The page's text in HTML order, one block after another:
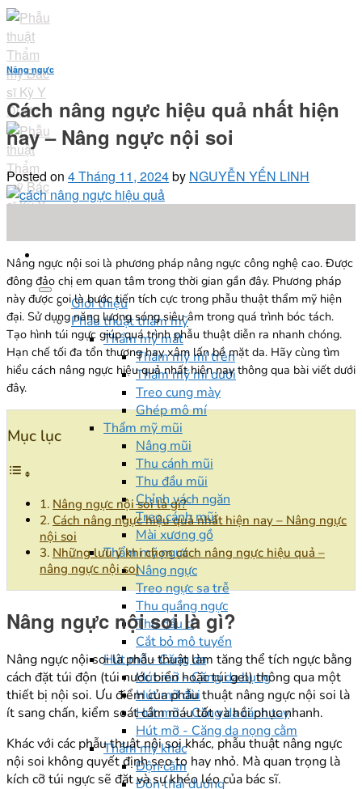
Skip
to
content
Giới thiệu
Phẫu thuật thẩm mỹ
Thẩm mỹ mắt
Thẩm mỹ mí trên
Thẩm mỹ mí dưới
Treo cung mày
Ghép mô mí
Thẩm mỹ mũi
Nâng mũi
Thu cánh mũi
Thu đầu mũi
Chỉnh vách ngăn
Treo cánh mũi
Mài xương gồ
Thẩm mỹ ngực
Nâng ngực
Treo ngực sa trễ
Thu quầng ngực
Thu đầu ti
Cắt bỏ mô tuyến
Hút mỡ - Căng da
Hút mỡ - Căng da bụng
Hút mỡ đùi
Hút mỡ - Căng da cánh tay
Hút mỡ - Căng da nọng cằm
Thẩm mỹ khác
Độn cằm
Độn thái dương
Nâng ngực
Cách nâng ngực hiệu quả nhất hiện
nay – Nâng ngực nội soi
Posted on 4 Tháng 11, 2024by NGUYỄN YẾN LINH
Nâng ngực nội soi là phương pháp nâng ngực công nghệ cao. Được
đông đảo chị em quan tâm trong thời gian gần đây. Phương pháp
này được coi là bước tiến tích cực trong phẫu thuật thẩm mỹ hiện
đại. Sử dụng năng lượng sóng siêu âm trong quá trình bóc tách.
Tạo hình túi ngực giúp quá trình phẫu thuật diễn ra nhanh chóng.
Hạn chế tối đa tổn thương hay xâm lấn bề mặt da. Hãy cùng tìm
hiểu cách nâng ngực hiệu quả nhất hiện nay thông qua bài viết dưới
đây.
Mục lục
Nâng ngực nội soi là gì?
Cách nâng ngực hiệu quả nhất hiện nay – Nâng ngực
nội soi
Những lưu ý khi chọn cách nâng ngực hiệu quả –
nâng ngực nội soi
Nâng ngực nội soi là gì?
Nâng ngực nội soi là phẫu thuật làm tăng thể tích ngực bằng
cách đặt túi độn (túi nước biển hoặc túi gel) thông qua một
thiết bị nội soi. Ưu điểm của phẫu thuật nâng ngực nội soi là
ít sang chấn, kiểm soát cầm máu tốt và hồi phục nhanh.
Khác với các phẫu thuật nội soi khác, phẫu thuật nâng ngực
nội soi không quyết định sẹo to hay nhỏ. Mà quan trọng là
kích cỡ túi ngực sẽ đặt và sự khéo léo của bác sĩ.